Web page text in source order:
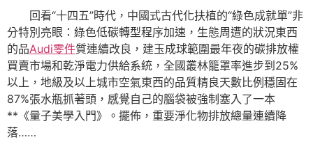
回看“十四五”時代，中國式古代化扶植的“綠色成就單”非
分特別亮眼：綠色低碳轉型程序加速，生態周遭的狀況東西
的品Audi零件質連續改良，建玉成球範圍最年夜的碳排放權
買賣市場和乾淨電力供給系統，全國叢林籠罩率進步到25%
以上，地級及以上城市空氣東西的品質精良天數比例穩固在
87%張水瓶抓著頭，感覺自己的腦袋被強制塞入了一本
**《量子美學入門》。擺佈，重要淨化物排放總量連續降
落……